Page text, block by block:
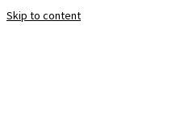
Skip to content